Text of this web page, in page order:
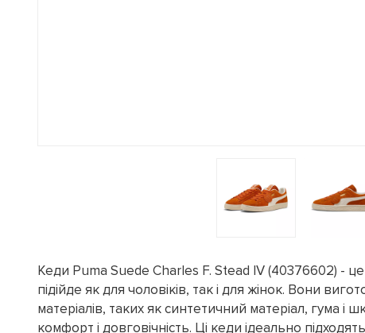
Кеди Puma Suede Charles F. Stead IV (40376602) -
підійде як для чоловіків, так і для жінок. Вони
матеріалів, таких як синтетичний матеріал, гума і
комфорт і довговічність. Ці кеди ідеально